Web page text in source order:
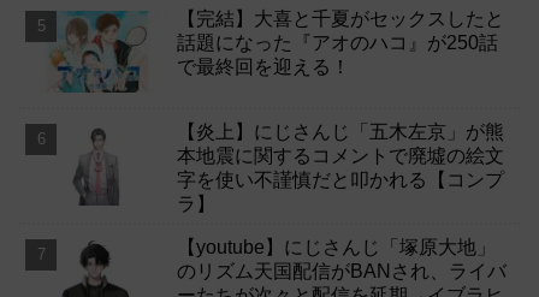
【完結】大喜と千夏がセックスしたと
話題になった『アオのハコ』が250話
で最終回を迎える！
【炎上】にじさんじ「五木左京」が熊
本地震に関するコメントで廃墟の絵文
字を使い不謹慎だと叩かれる【コンプ
ラ】
【youtube】にじさんじ「塚原大地」
のリズム天国配信がBANされ、ライバ